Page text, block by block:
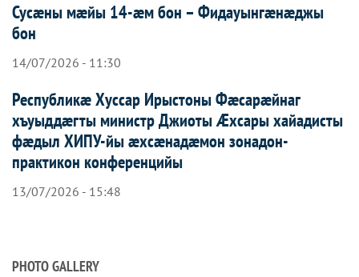
Сусæны мæйы 14-æм бон – Фидауынгæнæджы
бон
14/07/2026 - 11:30
Республикæ Хуссар Ирыстоны Фæсарæйнаг
хъуыддæгты министр Джиоты Æхсары хайадисты
фæдыл ХИПУ-йы æхсæнадæмон зонадон-
практикон конференцийы
13/07/2026 - 15:48
PHOTO GALLERY